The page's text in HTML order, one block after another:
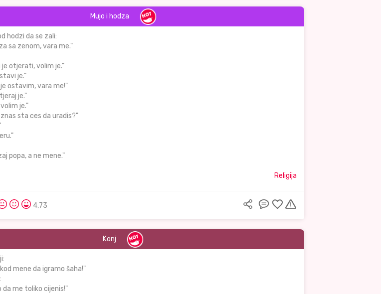
Mujo i hodza
hodzi da se zali:
sa zenom, vara me."
je otjerati, volim je."
je."
je ostavim, vara me!"
je."
je."
sta ces da uradis?"
popa, a ne mene."
Religija
4,73
Konj
mene da igramo šaha!"
da me toliko cijenis!"